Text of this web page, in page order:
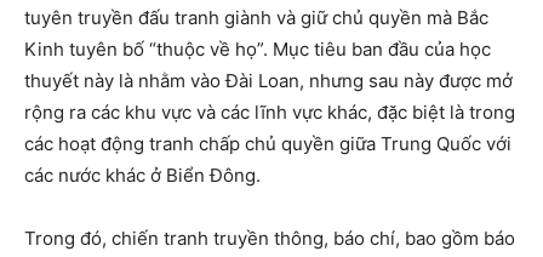
tuyên truyền đấu tranh giành và giữ chủ quyền mà Bắc
Kinh tuyên bố “thuộc về họ”. Mục tiêu ban đầu của học
thuyết này là nhằm vào Đài Loan, nhưng sau này được mở
rộng ra các khu vực và các lĩnh vực khác, đặc biệt là trong
các hoạt động tranh chấp chủ quyền giữa Trung Quốc với
các nước khác ở Biển Đông.
Trong đó, chiến tranh truyền thông, báo chí, bao gồm báo